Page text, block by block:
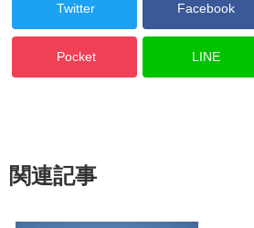
Twitter Facebook
Pocket LINE
関連記事